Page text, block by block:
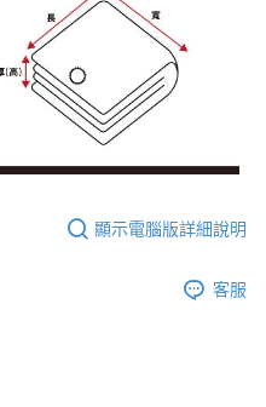
顯示電腦版詳細說明
客服